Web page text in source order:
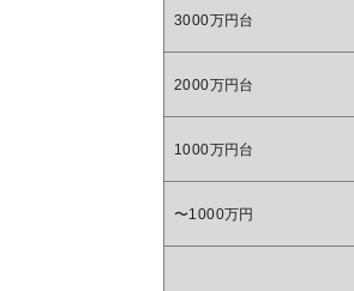
3000万円台
2000万円台
1000万円台
〜1000万円